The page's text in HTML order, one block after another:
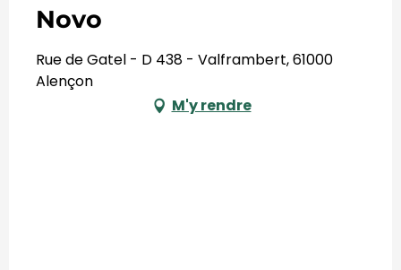
Novo
Rue de Gatel - D 438 - Valframbert, 61000
Alençon
M'y rendre